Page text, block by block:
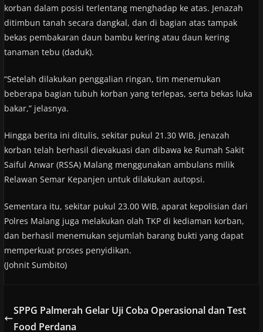
korban dalam posisi terlentang menghadap ke atas. Jenazah
ditimbun tanah secara dangkal, dan di bagian atas tampak
bekas pembakaran daun bambu kering atau daun kering
tanaman tebu (daduk).
“Setelah dilakukan penggalian ringan, tim menemukan
beberapa bagian tubuh korban yang terlepas, serta bekas luka
bakar,” jelasnya.
Hingga berita ini ditulis, sekitar pukul 21.30 WIB, jenazah
korban telah berhasil dievakuasi dan dibawa ke Rumah Sakit
Saiful Anwar (RSSA) Malang menggunakan ambulans milik
Relawan Semar Kepanjen untuk dilakukan autopsi.
Sementara itu, sekitar pukul 23.00 WIB, aparat kepolisian dari
Polres Malang juga melakukan olah TKP di kediaman korban,
dan berhasil menemukan sejumlah barang bukti yang dapat
memperkuat proses penyidikan.
(Johnit Sumbito)
SPPG Palmerah Gelar Uji Coba Operasional dan Test
Food Perdana